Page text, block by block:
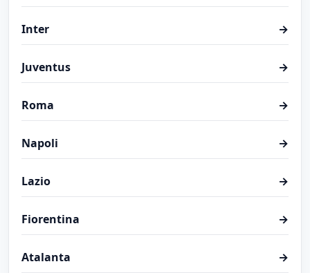
Inter →
Juventus →
Roma →
Napoli →
Lazio →
Fiorentina →
Atalanta →